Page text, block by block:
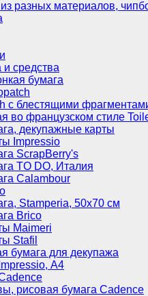
разных материалов,
средства
бумага
с блестящими
во французском стиле
декупажные карты
Impressio
ScrapBerry's
TO DO, Италия
Calambour
Stamperia, 50х70 см
Brico
Maimeri
Stafil
бумага для декупажа
А4
рисовая бумага Cadence